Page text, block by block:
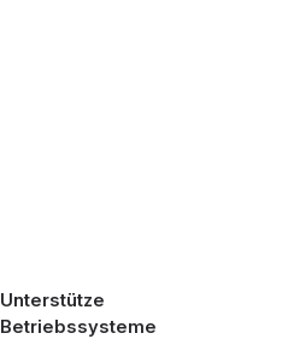
Unterstütze
Betriebssysteme